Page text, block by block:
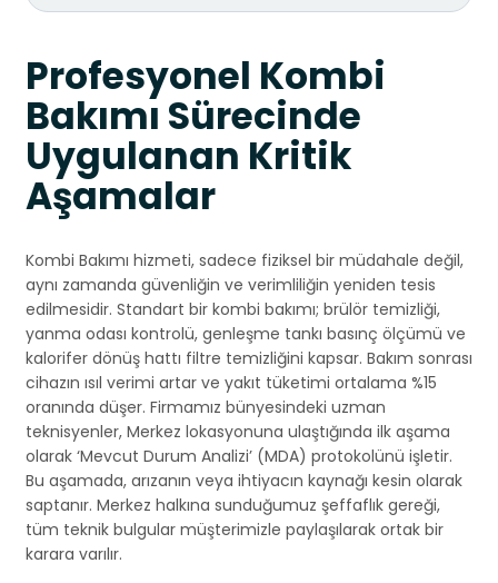
Profesyonel Kombi
Bakımı Sürecinde
Uygulanan Kritik
Aşamalar
Kombi Bakımı hizmeti, sadece fiziksel bir müdahale değil,
aynı zamanda güvenliğin ve verimliliğin yeniden tesis
edilmesidir. Standart bir kombi bakımı; brülör temizliği,
yanma odası kontrolü, genleşme tankı basınç ölçümü ve
kalorifer dönüş hattı filtre temizliğini kapsar. Bakım sonrası
cihazın ısıl verimi artar ve yakıt tüketimi ortalama %15
oranında düşer. Firmamız bünyesindeki uzman
teknisyenler, Merkez lokasyonuna ulaştığında ilk aşama
olarak ‘Mevcut Durum Analizi’ (MDA) protokolünü işletir.
Bu aşamada, arızanın veya ihtiyacın kaynağı kesin olarak
saptanır. Merkez halkına sunduğumuz şeffaflık gereği,
tüm teknik bulgular müşterimizle paylaşılarak ortak bir
karara varılır.